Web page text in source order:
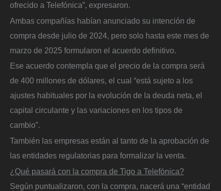
ofrecido a Telefónica”, expresaron.
Ambas compañías habían anunciado su intención de
compra desde julio de 2024, pero solo hasta este mes de
marzo de 2025 formularon el acuerdo definitivo.
Ese acuerdo contempla que el precio de la compra será
de 400 millones de dólares, el cual “está sujeto a los
ajustes habituales por la evolución de la deuda neta, el
capital circulante y las variaciones en los tipos de
cambio”.
También las empresas están al tanto de la aprobación de
las entidades regulatorias para formalizar la venta.
¿Qué pasará con la compra de Tigo a Telefónica?
Según puntualizaron, con la compra, nacerá una “entidad